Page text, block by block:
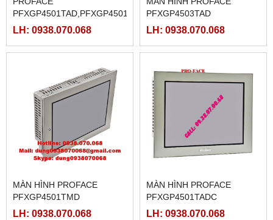
PFXGP4501TAD,PFXGP4501TADW
LH: 0938.070.068
PFXGP4503TAD
LH: 0938.070.068
MÀN HÌNH PROFACE
PFXGP4501TMD
LH: 0938.070.068
MÀN HÌNH PROFACE
PFXGP4501TADC
LH: 0938.070.068